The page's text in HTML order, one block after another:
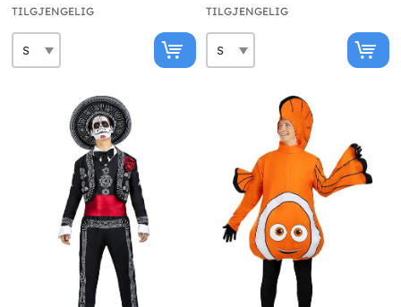
TILGJENGELIG TILGJENGELIG